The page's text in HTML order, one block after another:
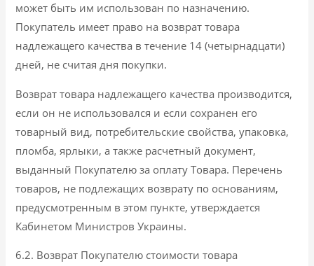
может быть им использован по назначению.
Покупатель имеет право на возврат товара
надлежащего качества в течение 14 (четырнадцати)
дней, не считая дня покупки.
Возврат товара надлежащего качества производится,
если он не использовался и если сохранен его
товарный вид, потребительские свойства, упаковка,
пломба, ярлыки, а также расчетный документ,
выданный Покупателю за оплату Товара. Перечень
товаров, не подлежащих возврату по основаниям,
предусмотренным в этом пункте, утверждается
Кабинетом Министров Украины.
6.2. Возврат Покупателю стоимости товара